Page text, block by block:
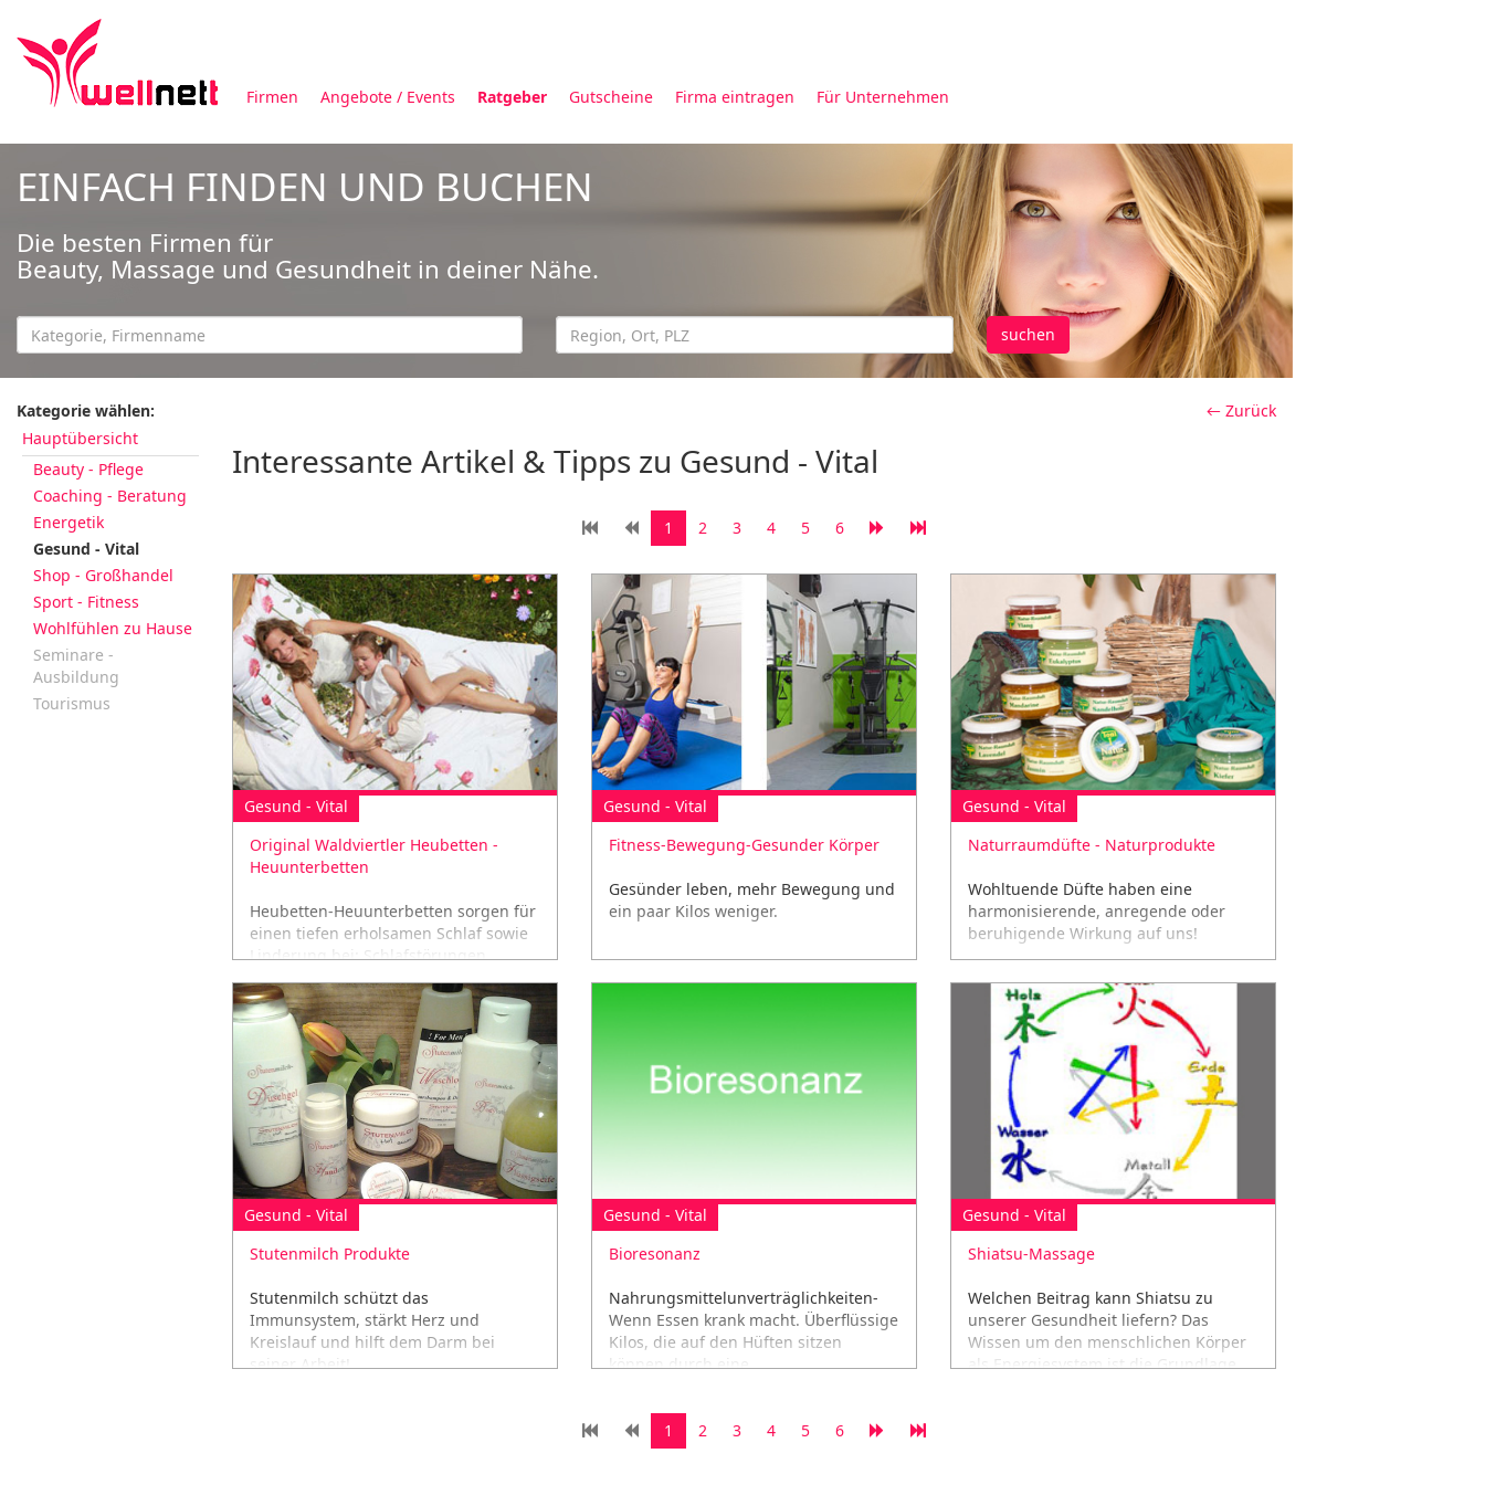
Firmen Angebote / Events Ratgeber Gutscheine Firma eintragen Für Unternehmen
EINFACH FINDEN UND BUCHEN
Die besten Firmen für
Beauty, Massage und Gesundheit in deiner Nähe.
suchen
Kategorie wählen:
Hauptübersicht
Beauty - Pflege
Coaching - Beratung
Energetik
Gesund - Vital
Shop - Großhandel
Sport - Fitness
Wohlfühlen zu Hause
Seminare -
Ausbildung
Tourismus
← Zurück
Interessante Artikel & Tipps zu Gesund - Vital
1 2 3 4 5 6
Gesund - Vital
Original Waldviertler Heubetten -
Heuunterbetten
Heubetten-Heuunterbetten sorgen für
einen tiefen erholsamen Schlaf sowie
Linderung bei: Schlafstörungen,
Kopfschmerzen, uvm...
Gesund - Vital
Fitness-Bewegung-Gesunder Körper
Gesünder leben, mehr Bewegung und
ein paar Kilos weniger.
Gesund - Vital
Naturraumdüfte - Naturprodukte
Wohltuende Düfte haben eine
harmonisierende, anregende oder
beruhigende Wirkung auf uns!
Gesund - Vital
Stutenmilch Produkte
Stutenmilch schützt das
Immunsystem, stärkt Herz und
Kreislauf und hilft dem Darm bei
seiner Arbeit!
Gesund - Vital
Bioresonanz
Nahrungsmittelunverträglichkeiten-
Wenn Essen krank macht. Überflüssige
Kilos, die auf den Hüften sitzen
können durch eine
Gesund - Vital
Shiatsu-Massage
Welchen Beitrag kann Shiatsu zu
unserer Gesundheit liefern? Das
Wissen um den menschlichen Körper
als Energiesystem ist die Grundlage...
1 2 3 4 5 6